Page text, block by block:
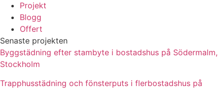
Projekt
Blogg
Offert
Senaste projekten
Byggstädning efter stambyte i bostadshus på Södermalm,
Stockholm
Trapphusstädning och fönsterputs i flerbostadshus på